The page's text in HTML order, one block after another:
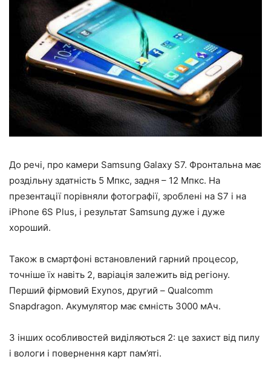
До речі, про камери Samsung Galaxy S7. Фронтальна має
роздільну здатність 5 Мпкс, задня – 12 Мпкс. На
презентації порівняли фотографії, зроблені на S7 і на
iPhone 6S Plus, і результат Samsung дуже і дуже
хороший.
Також в смартфоні встановлений гарний процесор,
точніше їх навіть 2, варіація залежить від регіону.
Перший фірмовий Exynos, другий – Qualcomm
Snapdragon. Акумулятор має ємність 3000 мАч.
З інших особливостей виділяються 2: це захист від пилу
і вологи і повернення карт пам’яті.